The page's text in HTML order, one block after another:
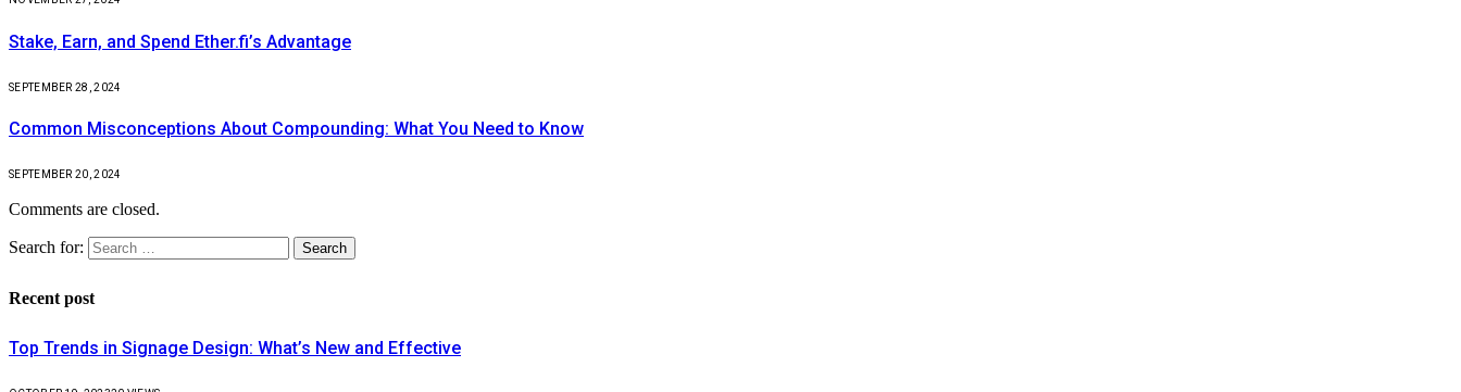
Stake, Earn, and Spend Ether.fi’s Advantage
SEPTEMBER 28, 2024
Common Misconceptions About Compounding: What You Need to Know
SEPTEMBER 20, 2024
Comments are closed.
Search for:
Recent post
Top Trends in Signage Design: What’s New and Effective